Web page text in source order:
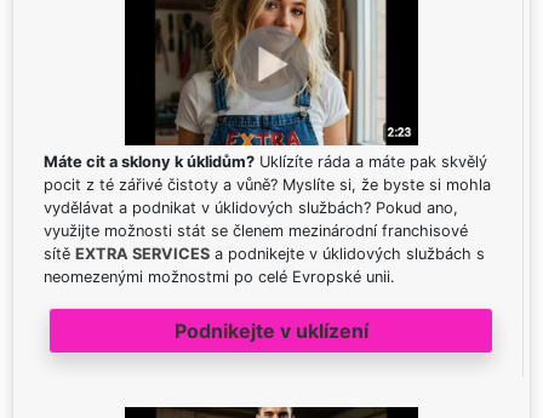
Máte cit a sklony k úklidům? Uklízíte ráda a máte pak skvělý
pocit z té zářivé čistoty a vůně? Myslíte si, že byste si mohla
vydělávat a podnikat v úklidových službách? Pokud ano,
využijte možnosti stát se členem mezinárodní franchisové
sítě EXTRA SERVICES a podnikejte v úklidových službách s
neomezenými možnostmi po celé Evropské unii.
Podnikejte v uklízení